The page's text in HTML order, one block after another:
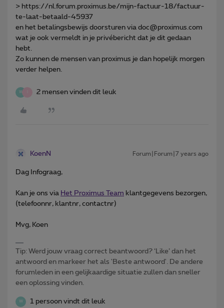
> https://nl.forum.proximus.be/mijn-factuur-18/factuur-
te-laat-betaald-45937
en het betalingsbewijs doorsturen via doc@proximus.com
wat je ook vermeldt in je privébericht dat je dit gedaan
hebt.
Zo kunnen de mensen van proximus je dan hopelijk morgen
verder helpen.
W 2 mensen vinden dit leuk
KoenN Forum|Forum|7 years ago
Dag Infograag,
Kan je ons via Het Proximus Team klantgegevens bezorgen,
(telefoonnr, klantnr, contactnr)
Mvg, Koen
Tip: Werd jouw vraag correct beantwoord? ‘Like’ dan het
antwoord en markeer het als 'Beste antwoord'. De andere
forumleden in een gelijkaardige situatie zullen dan sneller
een oplossing vinden.
W 1 persoon vindt dit leuk